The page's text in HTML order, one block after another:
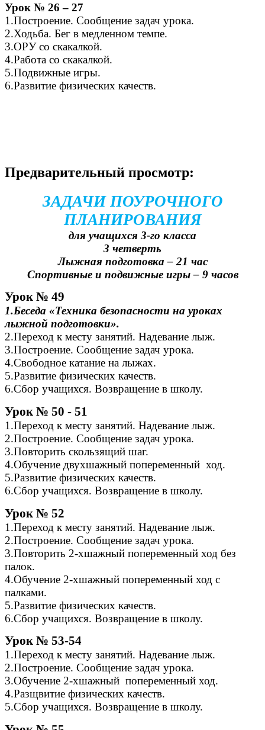
Урок № 26 – 27
1.Построение. Сообщение задач урока.
2.Ходьба. Бег в медленном темпе.
3.ОРУ со скакалкой.
4.Работа со скакалкой.
5.Подвижные игры.
6.Развитие физических качеств.
Предварительный просмотр:
ЗАДАЧИ ПОУРОЧНОГО
ПЛАНИРОВАНИЯ
для учащихся 3-го класса
3 четверть
Лыжная подготовка – 21 час
Спортивные и подвижные игры – 9 часов
Урок № 49
1.Беседа «Техника безопасности на уроках
лыжной подготовки».
2.Переход к месту занятий. Надевание лыж.
3.Построение. Сообщение задач урока.
4.Свободное катание на лыжах.
5.Развитие физических качеств.
6.Сбор учащихся. Возвращение в школу.
Урок № 50 - 51
1.Переход к месту занятий. Надевание лыж.
2.Построение. Сообщение задач урока.
3.Повторить скользящий шаг.
4.Обучение двухшажный попеременный ход.
5.Развитие физических качеств.
6.Сбор учащихся. Возвращение в школу.
Урок № 52
1.Переход к месту занятий. Надевание лыж.
2.Построение. Сообщение задач урока.
3.Повторить 2-хшажный попеременный ход без
палок.
4.Обучение 2-хшажный попеременный ход с
палками.
5.Развитие физических качеств.
6.Сбор учащихся. Возвращение в школу.
Урок № 53-54
1.Переход к месту занятий. Надевание лыж.
2.Построение. Сообщение задач урока.
3.Обучение 2-хшажный попеременный ход.
4.Разщвитие физических качеств.
5.Сбор учащихся. Возвращение в школу.